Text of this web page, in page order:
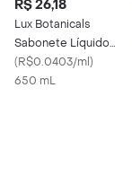
R$ 26,18
Lux Botanicals
Sabonete Líquido
Buquê de Jasmim
650ml
(R$0.0403/ml)
650 mL